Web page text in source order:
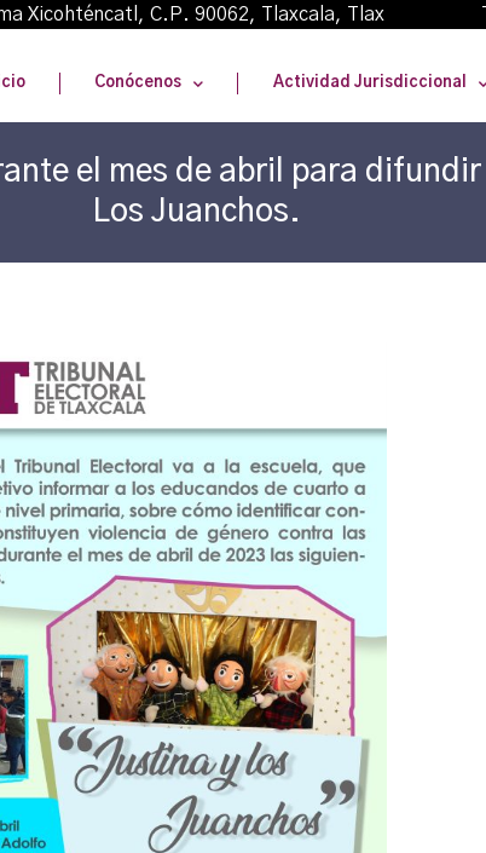
Xicohténcatl, C.P. 90062, Tlaxcala, Tlax
Conócenos Actividad Jurisdiccional
el mes de abril para
Los Juanchos.